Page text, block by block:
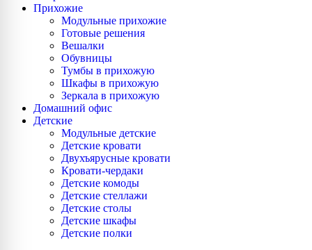
Прихожие
Модульные прихожие
Готовые решения
Вешалки
Обувницы
Тумбы в прихожую
Шкафы в прихожую
Зеркала в прихожую
Домашний офис
Детские
Модульные детские
Детские кровати
Двухъярусные кровати
Кровати-чердаки
Детские комоды
Детские стеллажи
Детские столы
Детские шкафы
Детские полки